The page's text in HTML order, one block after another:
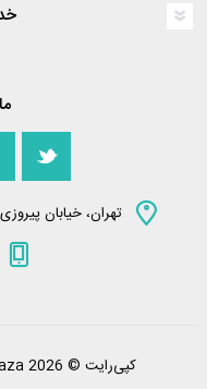
تهران، خیابان پیروزی،
کپی‌رایت © 2026 home-plaza. کلیه حقوق محفوظ است.